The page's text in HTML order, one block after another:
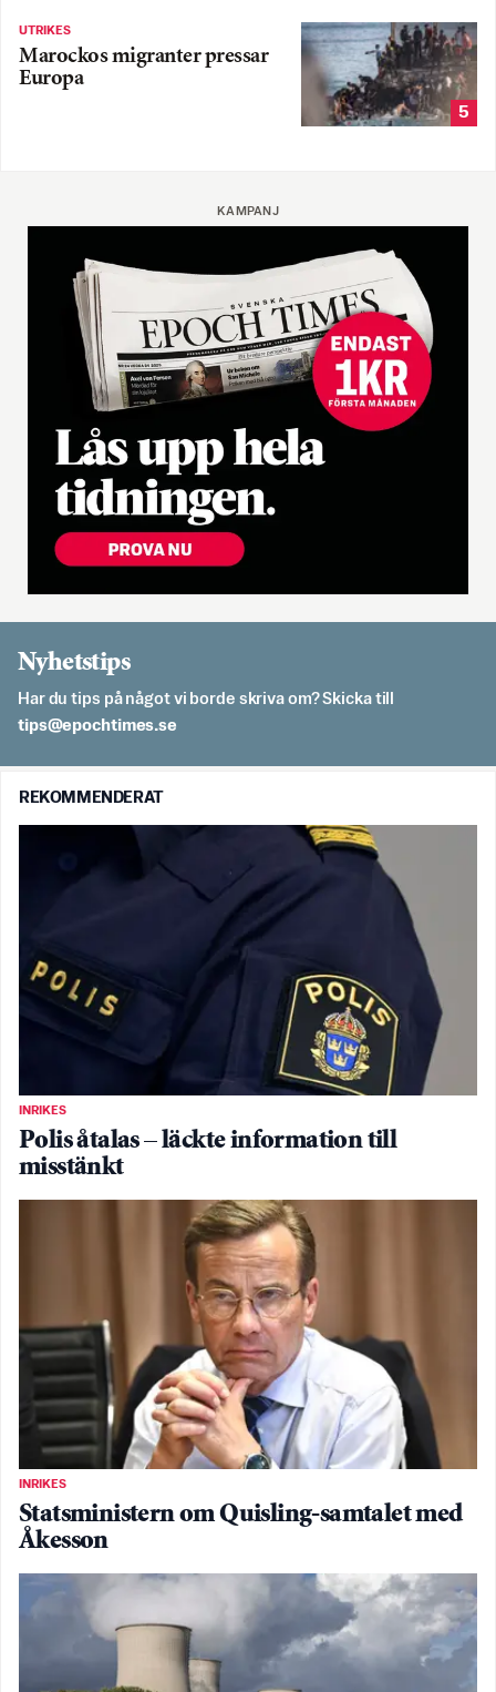
UTRIKES
Marockos migranter pressar
Europa
5
KAMPANJ
Nyhetstips
Har du tips på något vi borde skriva om? Skicka till
es.semithcope@spit
REKOMMENDERAT
INRIKES
Polis åtalas – läckte information till
misstänkt
INRIKES
Statsministern om Quisling-samtalet med
Åkesson